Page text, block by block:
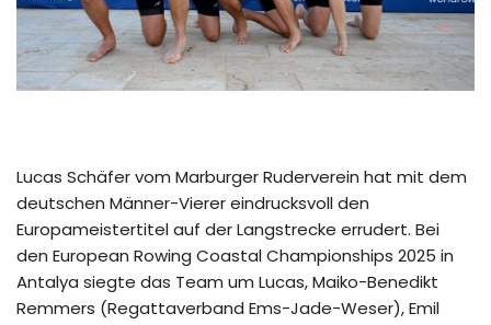
Lucas Schäfer vom Marburger Ruderverein hat mit dem
deutschen Männer-Vierer eindrucksvoll den
Europameistertitel auf der Langstrecke errudert. Bei
den European Rowing Coastal Championships 2025 in
Antalya siegte das Team um Lucas, Maiko-Benedikt
Remmers (Regattaverband Ems-Jade-Weser), Emil